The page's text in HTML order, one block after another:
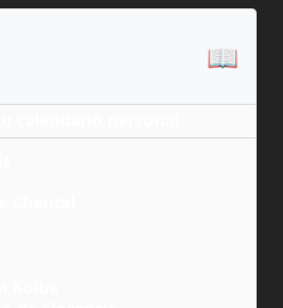
📖
calendario personal